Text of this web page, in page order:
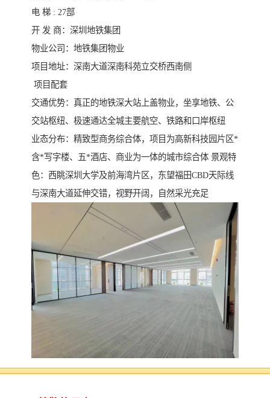
电 梯 : 27部
开 发 商：深圳地铁集团
物业公司：地铁集团物业
项目地址：深南大道深南科苑立交桥西南侧
项目配套
交通优势：真正的地铁深大站上盖物业，坐享地铁、公
交站枢纽、极速通达全城主要航空、铁路和口岸枢纽
业态分布：精致型商务综合体，项目为高新科技园片区*
含*写字楼、五*酒店、商业为一体的城市综合体 景观特
色：西眺深圳大学及前海湾片区，东望福田CBD天际线
与深南大道延伸交错，视野开阔，自然采光充足